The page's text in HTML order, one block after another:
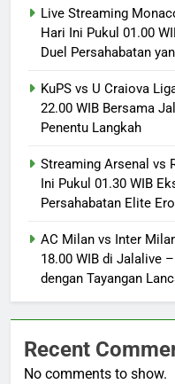
Live Streaming
Hari Ini Pukul 01.00
Duel Persahabatan
KuPS vs U Craiova
22.00 WIB Bersama
Penentu Langkah
Streaming Arsenal vs
Ini Pukul 01.30 WIB
Persahabatan Elite
AC Milan vs Inter
18.00 WIB di Jalalive
dengan Tayangan
Recent
No comments to show.